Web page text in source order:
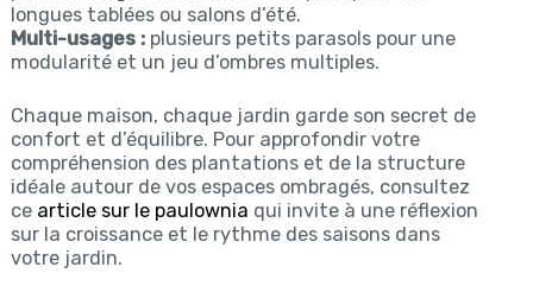
longues tablées ou salons d’été.
Multi-usages :plusieurs petits parasols pour une
modularité et un jeu d’ombres multiples.
Chaque maison, chaque jardin garde son secret de
confort et d’équilibre. Pour approfondir votre
compréhension des plantations et de la structure
idéale autour de vos espaces ombragés, consultez
ce article sur le paulownia qui invite à une réflexion
sur la croissance et le rythme des saisons dans
votre jardin.